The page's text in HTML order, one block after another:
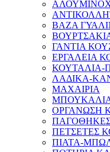
ΒΑΖΑ
ΓΑΝΤΙΑ
ΕΡΓΑΛΕΙΑ
ΚΟΥΤΑΛΙΑ-
ΛΑΔΙΚΑ-
ΜΑΧΑΙΡΙΑ
ΟΡΓΑΝΩΣΗ
ΠΕΤΣΕΤΕΣ
ΠΙΑΤΑ-